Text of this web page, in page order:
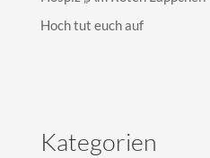
Hoch tut euch auf
Kategorien